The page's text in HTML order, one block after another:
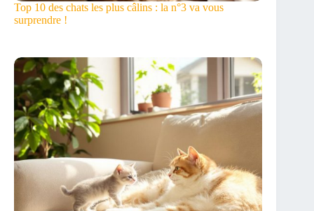
Top 10 des chats les plus câlins : la n°3 va vous
surprendre !